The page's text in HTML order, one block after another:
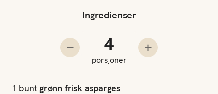
Ingredienser
Trekk fra en porsjon
Antall porsjoner
porsjoner
Legg til en
1 bunt grønn frisk asparges